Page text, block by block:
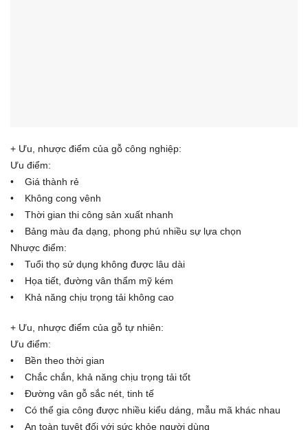
+ Ưu, nhược điểm của gỗ công nghiệp:
Ưu điểm:
• Giá thành rẻ
• Không cong vênh
• Thời gian thi công sản xuất nhanh
• Bảng màu đa dạng, phong phú nhiều sự lựa chọn
Nhược điểm:
• Tuổi thọ sử dụng không được lâu dài
• Họa tiết, đường vân thẩm mỹ kém
• Khả năng chịu trọng tải không cao
+ Ưu, nhược điểm của gỗ tự nhiên:
Ưu điểm:
• Bền theo thời gian
• Chắc chắn, khả năng chịu trọng tải tốt
• Đường vân gỗ sắc nét, tinh tế
• Có thể gia công được nhiều kiểu dáng, mẫu mã khác nhau
• An toàn tuyệt đối với sức khỏe người dùng